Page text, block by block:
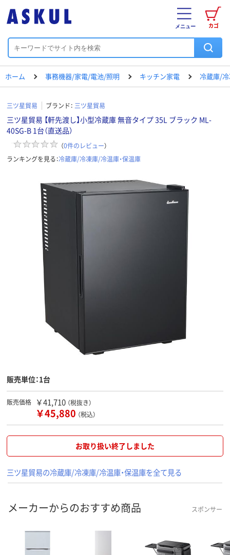
カゴ
メニュー
ホーム 事務機器/家電/電池/照明 キッチン家電 冷蔵庫/冷
三ツ星貿易 ブランド： 三ツ星貿易
三ツ星貿易 【軒先渡し】小型冷蔵庫 無音タイプ 35L ブラック ML-
40SG-B 1台（直送品）
（0件のレビュー）
ランキングを見る：冷蔵庫/冷凍庫/冷温庫・保温庫
販売単位：1台
販売価格 ￥41,710 （税抜き）
￥45,880 （税込）
お取り扱い終了しました
三ツ星貿易の冷蔵庫/冷凍庫/冷温庫・保温庫を全て見る
メーカーからのおすすめ商品 スポンサー